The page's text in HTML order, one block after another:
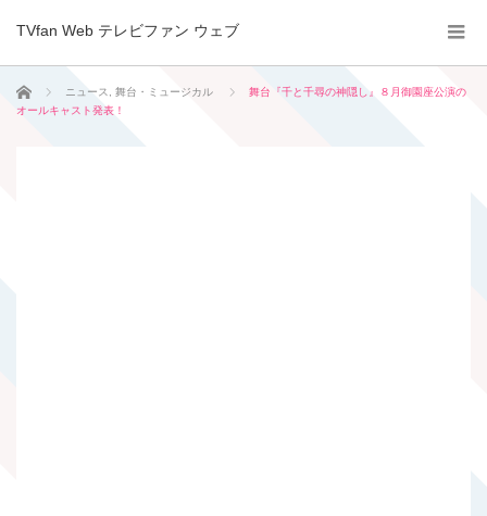
TVfan Web テレビファン ウェブ
ホーム ニュース 舞台・ミュージカル
舞台『千と千尋の神隠し』８月御園座公演の
オールキャスト発表！